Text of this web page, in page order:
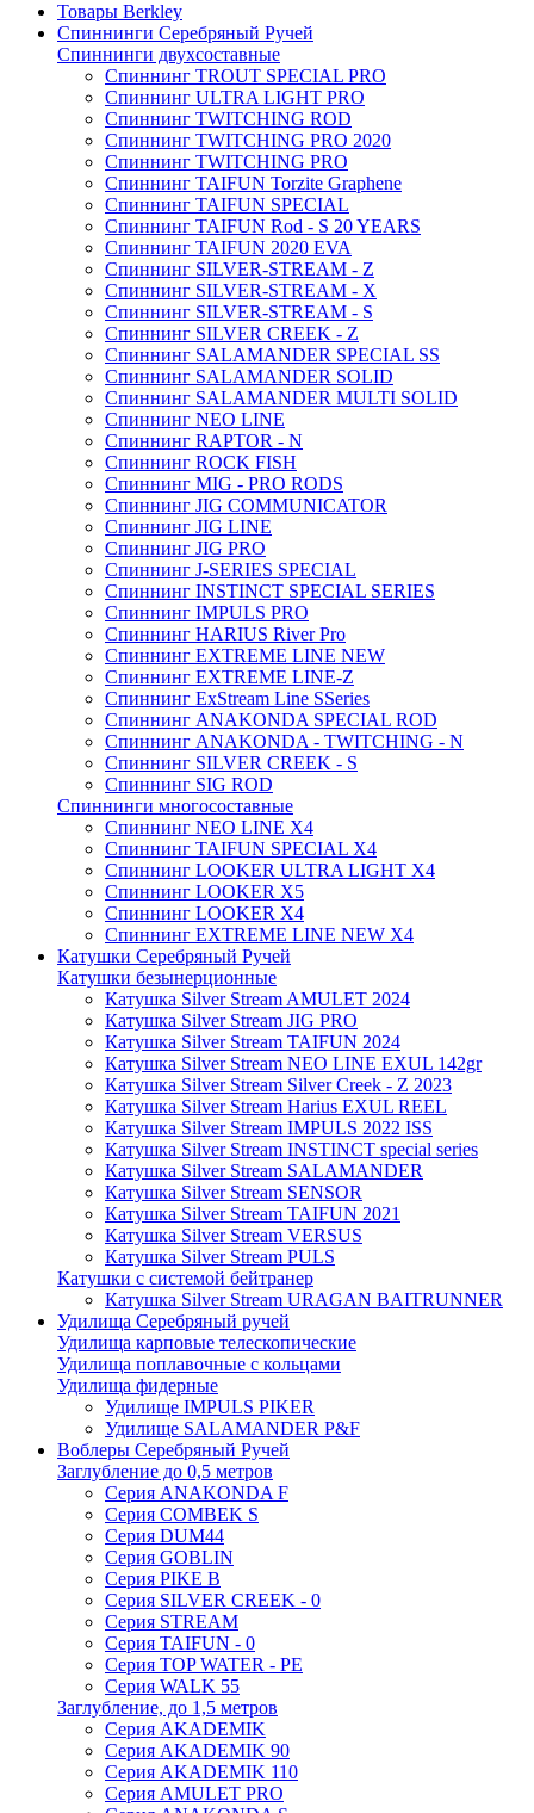
Товары Berkley
Спиннинги Серебряный Ручей
Спиннинги двухсоставные
Спиннинг TROUT SPECIAL PRO
Спиннинг ULTRA LIGHT PRO
Спиннинг TWITCHING ROD
Спиннинг TWITCHING PRO 2020
Спиннинг TWITCHING PRO
Спиннинг TAIFUN Torzite Graphene
Спиннинг TAIFUN SPECIAL
Спиннинг TAIFUN Rod - S 20 YEARS
Спиннинг TAIFUN 2020 EVA
Спиннинг SILVER-STREAM - Z
Спиннинг SILVER-STREAM - X
Спиннинг SILVER-STREAM - S
Спиннинг SILVER CREEK - Z
Спиннинг SALAMANDER SPECIAL SS
Спиннинг SALAMANDER SOLID
Спиннинг SALAMANDER MULTI SOLID
Спиннинг NEO LINE
Спиннинг RAPTOR - N
Спиннинг ROCK FISH
Спиннинг MIG - PRO RODS
Спиннинг JIG COMMUNICATOR
Спиннинг JIG LINE
Спиннинг JIG PRO
Спиннинг J-SERIES SPECIAL
Спиннинг INSTINCT SPECIAL SERIES
Спиннинг IMPULS PRO
Спиннинг HARIUS River Pro
Спиннинг EXTREME LINE NEW
Спиннинг EXTREME LINE-Z
Спиннинг ExStream Line SSeries
Спиннинг ANAKONDA SPECIAL ROD
Спиннинг ANAKONDA - TWITCHING - N
Спиннинг SILVER CREEK - S
Спиннинг SIG ROD
Спиннинги многосоставные
Спиннинг NEO LINE X4
Спиннинг TAIFUN SPECIAL X4
Спиннинг LOOKER ULTRA LIGHT X4
Спиннинг LOOKER X5
Спиннинг LOOKER X4
Спиннинг EXTREME LINE NEW X4
Катушки Серебряный Ручей
Катушки безынерционные
Катушка Silver Stream AMULET 2024
Катушка Silver Stream JIG PRO
Катушка Silver Stream TAIFUN 2024
Катушка Silver Stream NEO LINE EXUL 142gr
Катушка Silver Stream Silver Creek - Z 2023
Катушка Silver Stream Harius EXUL REEL
Катушка Silver Stream IMPULS 2022 ISS
Катушка Silver Stream INSTINCT special series
Катушка Silver Stream SALAMANDER
Катушка Silver Stream SENSOR
Катушка Silver Stream TAIFUN 2021
Катушка Silver Stream VERSUS
Катушка Silver Stream PULS
Катушки с системой бейтранер
Катушка Silver Stream URAGAN BAITRUNNER
Удилища Серебряный ручей
Удилища карповые телескопические
Удилища поплавочные с кольцами
Удилища фидерные
Удилище IMPULS PIKER
Удилище SALAMANDER P&F
Воблеры Серебряный Ручей
Заглубление до 0,5 метров
Серия ANAKONDA F
Серия COMBEK S
Серия DUM44
Серия GOBLIN
Серия PIKE B
Серия SILVER CREEK - 0
Серия STREAM
Серия TAIFUN - 0
Серия TOP WATER - PE
Серия WALK 55
Заглубление, до 1,5 метров
Серия AKADEMIK
Серия AKADEMIK 90
Серия AKADEMIK 110
Серия AMULET PRO